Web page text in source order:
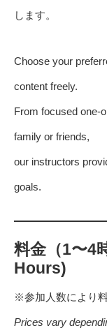
します。
Choose your
content freely.
From focused one-
family or friends,
our instructors
goals.
料金（1〜4
Hours)
※参加人数により
Prices vary